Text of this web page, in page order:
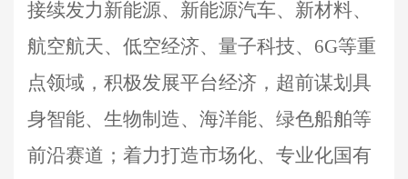
接续发力新能源、新能源汽车、新材料、
航空航天、低空经济、量子科技、6G等重
点领域，积极发展平台经济，超前谋划具
身智能、生物制造、海洋能、绿色船舶等
前沿赛道；着力打造市场化、专业化国有